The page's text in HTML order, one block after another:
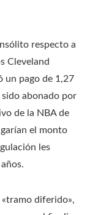
respecto a
Cleveland
un pago de 1,27
abonado por
de la NBA de
el monto
les
diferido»,